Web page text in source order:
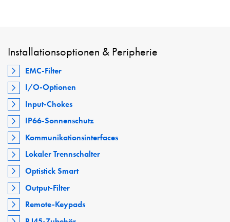
Installationsoptionen & Peripherie
EMC-Filter
I/O-Optionen
Input-Chokes
IP66-Sonnenschutz
Kommunikationsinterfaces
Lokaler Trennschalter
Optistick Smart
Output-Filter
Remote-Keypads